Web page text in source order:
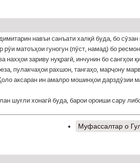
навъи санъати халқӣ буда, бо
рӯи матоъҳои гуногун (пӯст, намад) бо
нахҳои зариву нуқрагӣ, инчунин бо сангҳои
пулакчаҳои рахшон, тангаҳо, марҷону
аксаран ин амалро мошинҳои дарздӯзии
шуғли хонагӣ буда, барои ороиши сару
Муфассалтар о